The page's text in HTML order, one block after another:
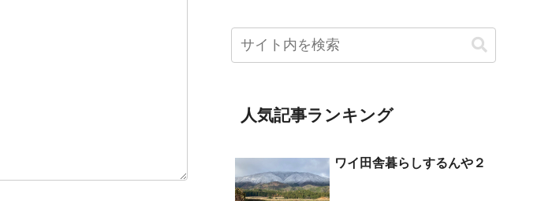
人気記事ランキング
ワイ田舎暮らしするんや２